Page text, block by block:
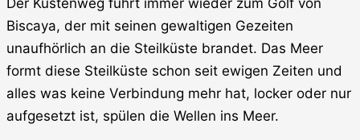
Biscaya, der mit seinen gewaltigen Gezeiten
unaufhörlich an die Steilküste brandet. Das Meer
formt diese Steilküste schon seit ewigen Zeiten und
alles was keine Verbindung mehr hat, locker oder nur
aufgesetzt ist, spülen die Wellen ins Meer.